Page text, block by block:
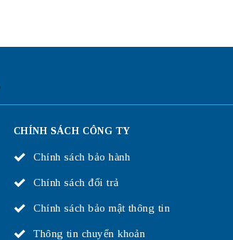
CHÍNH SÁCH CÔNG TY
Chính sách bảo hành
Chính sách đổi trả
Chính sách bảo mật thông tin
Thông tin chuyển khoản